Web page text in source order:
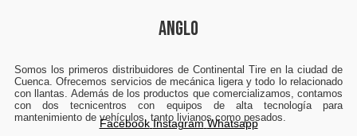
ANGLO
Somos los primeros distribuidores de Continental Tire en la ciudad de
Cuenca. Ofrecemos servicios de mecánica ligera y todo lo relacionado
con llantas. Además de los productos que comercializamos, contamos
con dos tecnicentros con equipos de alta tecnología para
mantenimiento de vehículos, tanto livianos como pesados.
Facebook Instagram Whatsapp